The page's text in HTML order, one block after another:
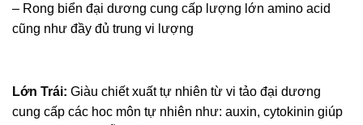
– Rong biển đại dương cung cấp lượng lớn amino acid
cũng như đầy đủ trung vi lượng
Lớn Trái: Giàu chiết xuất tự nhiên từ vi tảo đại dương
cung cấp các hoc môn tự nhiên như: auxin, cytokinin giúp